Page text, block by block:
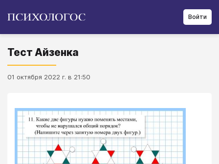
Войти
Тест Айзенка
01 октября 2022 г. в 21:50